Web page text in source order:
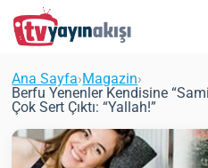
Ana Sayfa›Magazin›
Berfu Yenenler Kendisine
Çok Sert Çıktı: “Yallah!”